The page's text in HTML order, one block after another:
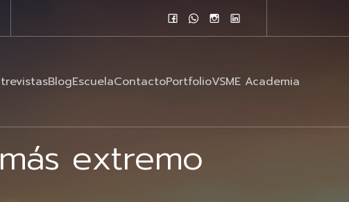
BlogEscuelaContactoPortfolioVSME Academia
extremo